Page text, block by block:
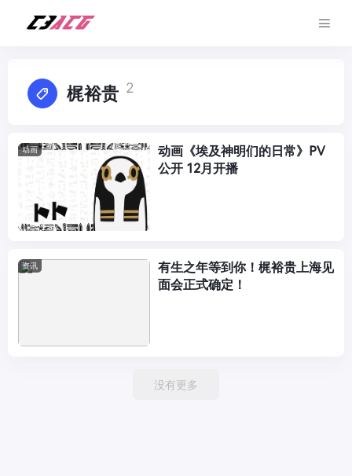
梶裕贵 2
动画
动画《埃及神明们的日常》PV
公开 12月开播
资讯
有生之年等到你！梶裕贵上海见
面会正式确定！
没有更多